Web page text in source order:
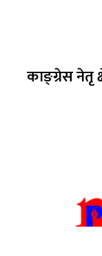
काङ्ग्रेस नेतृ